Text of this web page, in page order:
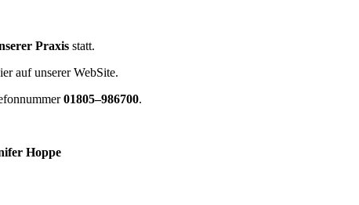
Praxis statt.
auf unserer WebSite.
01805–986700.
Hoppe